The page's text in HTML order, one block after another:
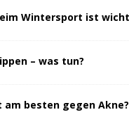
Wintersport ist
– was tun?
am besten gegen Akne?